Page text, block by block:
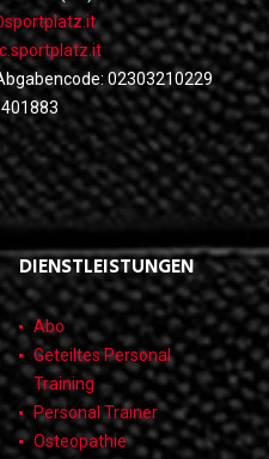
02303210229
401883
DIENSTLEISTUNGEN
Abo
Geteiltes Personal
Training
Personal Trainer
Osteopathie